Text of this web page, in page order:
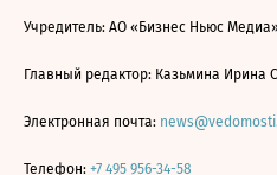
Учредитель: АО «Бизнес Ньюс
Главный редактор: Казьмина Ирина
Электронная почта:
Телефон: +7 495 956-34-58